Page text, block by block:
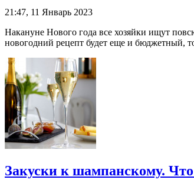
21:47, 11 Январь 2023
Накануне Нового года все хозяйки ищут
новогодний рецепт будет еще и бюджетный,
Закуски к шампанскому.